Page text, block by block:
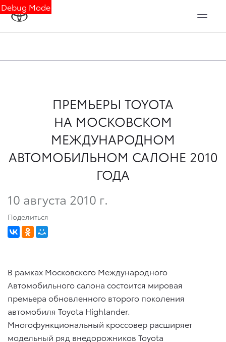
Debug Mode
ПРЕМЬЕРЫ TOYOTA
НА МОСКОВСКОМ
МЕЖДУНАРОДНОМ
АВТОМОБИЛЬНОМ САЛОНЕ 2010
ГОДА
10 августа 2010 г.
Поделиться
В рамках Московского Международного
Автомобильного салона состоится мировая
премьера обновленного второго поколения
автомобиля Toyota Highlander.
Многофункциональный кроссовер расширяет
модельный ряд внедорожников Toyota